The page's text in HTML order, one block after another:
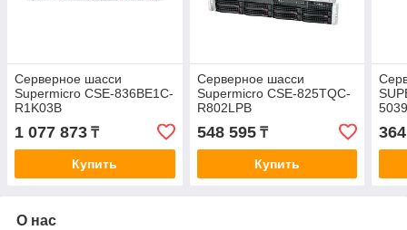
Серверное шасси
Supermicro CSE-836BE1C-
R1K03B
1 077 873 ₸
Купить
Серверное шасси
Supermicro CSE-825TQC-
R802LPB
548 595₸
Купить
О нас